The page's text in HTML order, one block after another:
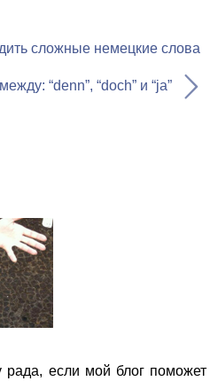
сложные немецкие слова
“denn”, “doch” и “ja”
если мой блог поможет